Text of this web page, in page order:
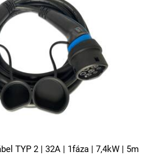
TYP 2 | 32A | 1fáza | 7,4kW | 5m